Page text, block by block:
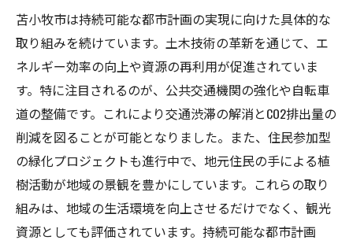
苫小牧市は持続可能な都市計画の実現に向けた具体的な
取り組みを続けています。土木技術の革新を通じて、エ
ネルギー効率の向上や資源の再利用が促進されていま
す。特に注目されるのが、公共交通機関の強化や自転車
道の整備です。これにより交通渋滞の解消とCO2排出量の
削減を図ることが可能となりました。また、住民参加型
の緑化プロジェクトも進行中で、地元住民の手による植
樹活動が地域の景観を豊かにしています。これらの取り
組みは、地域の生活環境を向上させるだけでなく、観光
資源としても評価されています。持続可能な都市計画